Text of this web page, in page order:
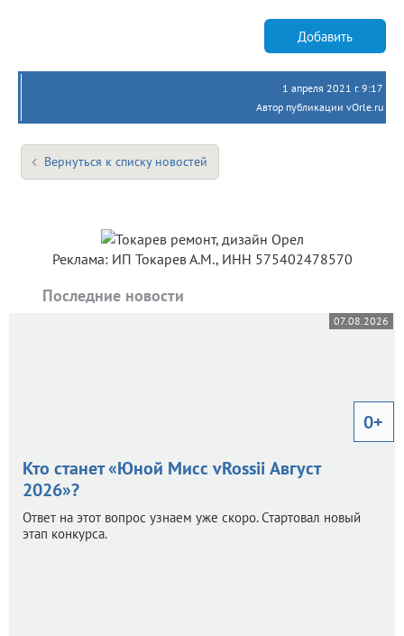
Добавить
1 апреля 2021 г. 9:17
Автор публикации vOrle.ru
Вернуться к списку новостей
Реклама: ИП Токарев А.М., ИНН 575402478570
Последние новости
07.08.2026
0+
Кто станет «Юной Мисс vRossii Август
2026»?
Ответ на этот вопрос узнаем уже скоро. Стартовал новый
этап конкурса.